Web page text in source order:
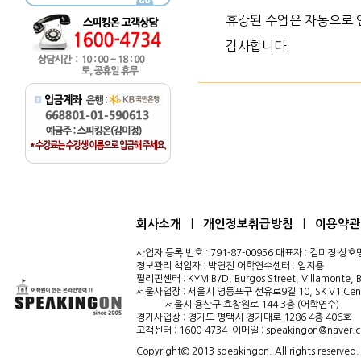
휴강된 수업은 자동으로
감사합니다.
회사소개 개인정보취급방침 이용약관
사업자 등록 번호 : 791-87-00956 대표자 : 김미정 상호
정보관리 책임자 : 박연진 어학연수센터 : 임지용
필리핀센터 : KYM B/D, Burgos Street, Villamonte,
서울사업장 : 서울시 영등포구 선유로9길 10, SK V1
서울시 용산구 효창원로 144 3층 (어학연수)
경기사업장 : 경기도 평택시 경기대로 1286 4층 406호
고객센터 : 1600-4734 이메일 :
Copyright© 2013 speakingon. All rights reserved.